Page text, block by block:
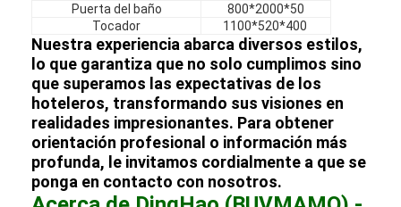
Puerta del baño
800*2000*50
Tocador
1100*520*400
Nuestra experiencia abarca diversos estilos,
lo que garantiza que no solo cumplimos sino
que superamos las expectativas de los
hoteleros, transformando sus visiones en
realidades impresionantes. Para obtener
orientación profesional o información más
profunda, le invitamos cordialmente a que se
ponga en contacto con nosotros.